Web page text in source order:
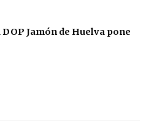
Jamón de Huelva pone